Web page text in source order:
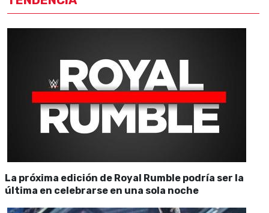
La próxima edición de Royal Rumble podría ser la
última en celebrarse en una sola noche